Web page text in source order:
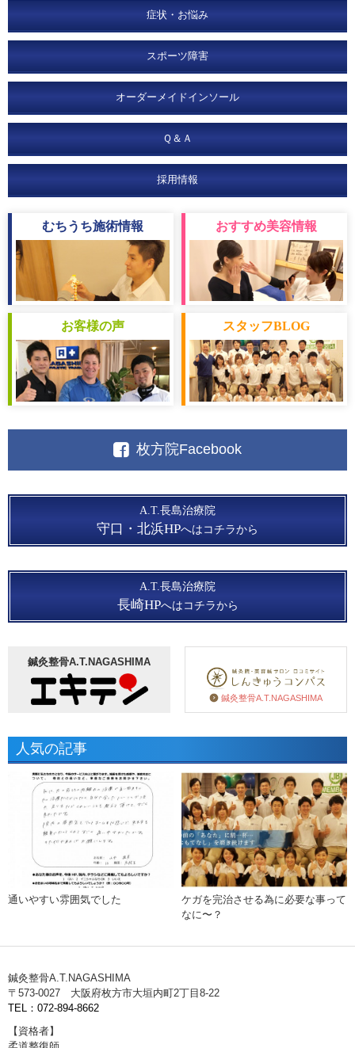
症状・お悩み
スポーツ障害
オーダーメイドインソール
Ｑ＆Ａ
採用情報
むちうち施術情報 おすすめ美容情報
お客様の声 スタッフBLOG
枚方院Facebook
A.T.長島治療院
守口・北浜HPへはコチラから
A.T.長島治療院
長崎HPへはコチラから
鍼灸整骨A.T.NAGASHIMA
鍼灸整骨A.T.NAGASHIMA
人気の記事
通いやすい雰囲気でした
ケガを完治させる為に必要な事って
なに〜？
鍼灸整骨A.T.NAGASHIMA
〒573-0027 大阪府枚方市大垣内町2丁目8-22
TEL：072-894-8662
【資格者】